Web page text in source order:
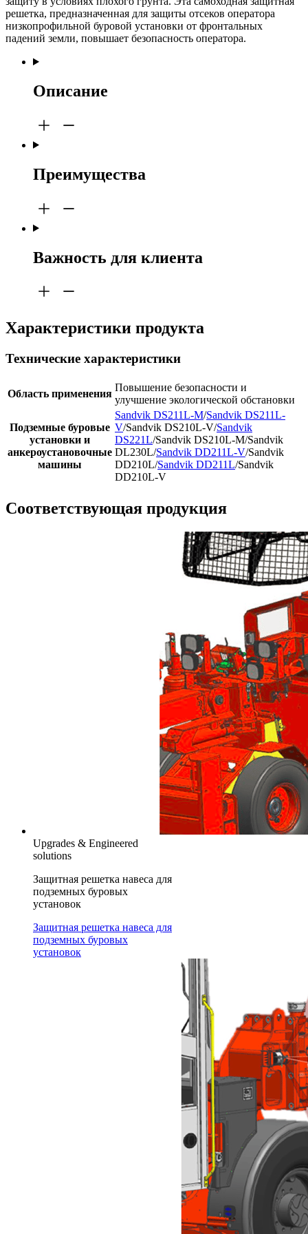
решетка, предназначенная для защиты отсеков оператора
низкопрофильной буровой установки от фронтальных
падений земли, повышает безопасность оператора.
Описание
Преимущества
Важность для клиента
Характеристики продукта
Технические характеристики
Область применения
Повышение безопасности и
улучшение экологической обстановки
Подземные буровые
установки и
анкероустановочные
машины
Sandvik DS211L-M/Sandvik DS211L-
V/Sandvik DS210L-V/Sandvik
DS221L/Sandvik DS210L-M/Sandvik
DL230L/Sandvik DD211L-V/Sandvik
DD210L/Sandvik DD211L/Sandvik
DD210L-V
Соответствующая продукция
Upgrades & Engineered
solutions
Защитная решетка навеса для
подземных буровых
установок
Защитная решетка навеса для
подземных буровых
установок